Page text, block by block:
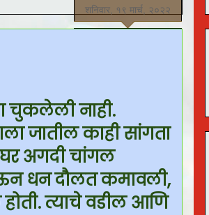
शनिवार, १९ मार्च, २०२२
चुकलेली नाही.
जातील काही सांगता
अगदी चांगल
धन दौलत कमावली,
होती. त्याचे वडील आणि